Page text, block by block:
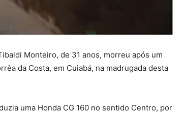
Monteiro, de 31 anos, morreu após um
da Costa, em Cuiabá, na madrugada desta
uma Honda CG 160 no sentido Centro, por